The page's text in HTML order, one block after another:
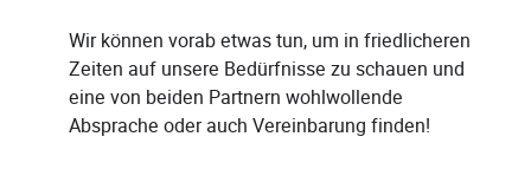
Wir können vorab etwas tun, um in friedlicheren
Zeiten auf unsere Bedürfnisse zu schauen und
eine von beiden Partnern wohlwollende
Absprache oder auch Vereinbarung finden!